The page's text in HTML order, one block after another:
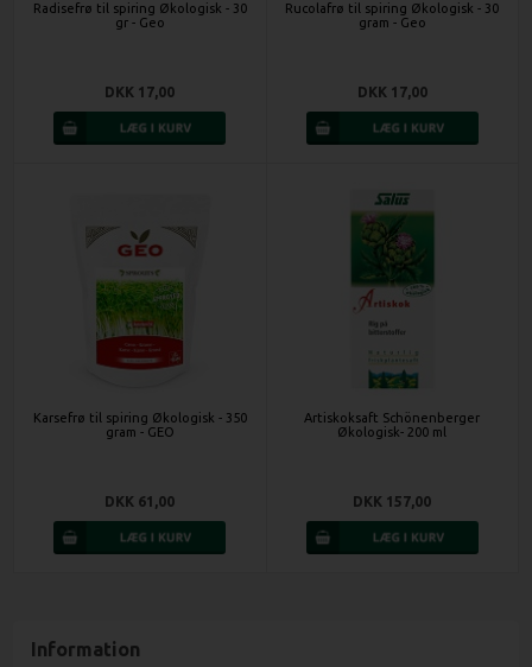
Radisefrø til spiring Økologisk - 30
gr - Geo
DKK 17,00
Rucolafrø til spiring Økologisk - 30
gram - Geo
DKK 17,00
Karsefrø til spiring Økologisk - 350
gram - GEO
DKK 61,00
Artiskoksaft Schönenberger
Økologisk- 200 ml
DKK 157,00
Information